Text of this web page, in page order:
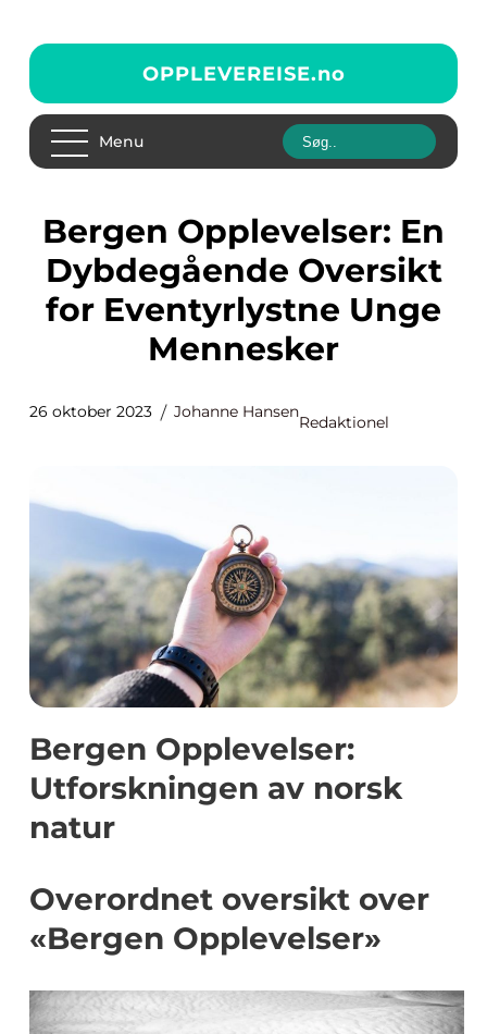
OPPLEVEREISE.no
Menu
Bergen Opplevelser: En
Dybdegående Oversikt
for Eventyrlystne Unge
Mennesker
26 oktober 2023 Johanne Hansen
Redaktionel
Bergen Opplevelser:
Utforskningen av norsk
natur
Overordnet oversikt over
«Bergen Opplevelser»